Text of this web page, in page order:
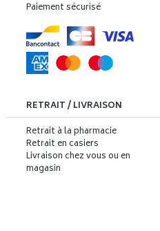
Paiement sécurisé
RETRAIT / LIVRAISON
Retrait à la pharmacie
Retrait en casiers
Livraison chez vous ou en
magasin